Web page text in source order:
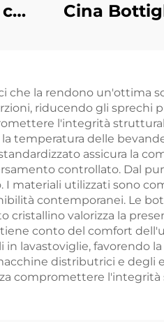
a
e
Cina
la rendono un'ottima
riducendo gli sprechi
l'integrità
temperatura delle
assicura la
controllato. Dal
materiali utilizzati sono
contemporanei. Le
valorizza la
conto del comfort
lavastoviglie, favorendo
distributrici e degli
compromettere